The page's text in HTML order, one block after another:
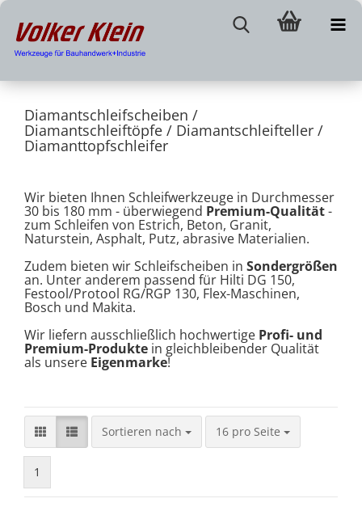
Diamantschleifscheiben /
Diamantschleiftöpfe / Diamantschleifteller /
Diamanttopfschleifer
Wir bieten Ihnen Schleifwerkzeuge in Durchmesser
30 bis 180 mm - überwiegend Premium-Qualität-
zum Schleifen von Estrich, Beton, Granit,
Naturstein, Asphalt, Putz, abrasive Materialien.
Zudem bieten wir Schleifscheiben in Sondergrößen
an. Unter anderem passend für Hilti DG 150,
Festool/Protool RG/RGP 130, Flex-Maschinen,
Bosch und Makita.
Wir liefern ausschließlich hochwertige Profi- und
Premium-Produkte in gleichbleibender Qualität
als unsere Eigenmarke!
Sortieren nach
Sortieren nach 16 pro Seite
pro Seite
1